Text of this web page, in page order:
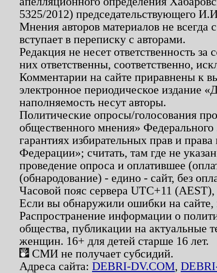
5325/2012) председательствующего
Мнения авторов материалов не
вступает в переписку с авторами.
Редакция не несет ответственность
них ответственны, соответственно,
Комментарии на сайте приравнены к
электронное периодическое издание
наполняемость несут авторы.
Политические опросы/голосования
общественного мнения»
гарантиях избирательных прав и
Федерации»; считать, там где не
проведение опроса и оплатившее
(обнародование) - едино - сайт, без
Часовой пояс сервера UTC+11
Если вы обнаружили ошибки на
Распространение информации о
общества, публикации на актуальные
женщин. 16+ для детей старше 16 лет.
СМИ не получает субсидий.
Адреса сайта: DEBRI-DV.COM,